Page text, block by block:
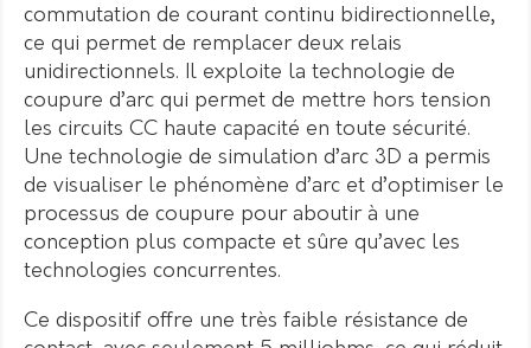
commutation de courant continu bidirectionnelle,
ce qui permet de remplacer deux relais
unidirectionnels. Il exploite la technologie de
coupure d’arc qui permet de mettre hors tension
les circuits CC haute capacité en toute sécurité.
Une technologie de simulation d’arc 3D a permis
de visualiser le phénomène d’arc et d’optimiser le
processus de coupure pour aboutir à une
conception plus compacte et sûre qu’avec les
technologies concurrentes.
Ce dispositif offre une très faible résistance de